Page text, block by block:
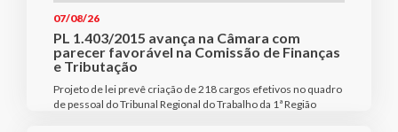
07/08/26
PL 1.403/2015 avança na Câmara com
parecer favorável na Comissão de Finanças
e Tributação
Projeto de lei prevê criação de 218 cargos efetivos no quadro
de pessoal do Tribunal Regional do Trabalho da 1ª Região